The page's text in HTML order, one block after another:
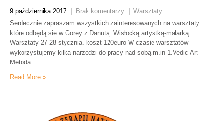
9 października 2017 Brak komentarzy
Warsztaty
Serdecznie zapraszam wszystkich zainteresowanych na warsztaty
które odbędą sie w Gorey z Danutą Wisłocką artystką-malarką.
Warsztaty 27-28 stycznia. koszt 120euro W czasie warsztatów
wykorzystujemy kilka narzędzi do pracy nad sobą m.in 1.Vedic Art
Metoda
Read More »